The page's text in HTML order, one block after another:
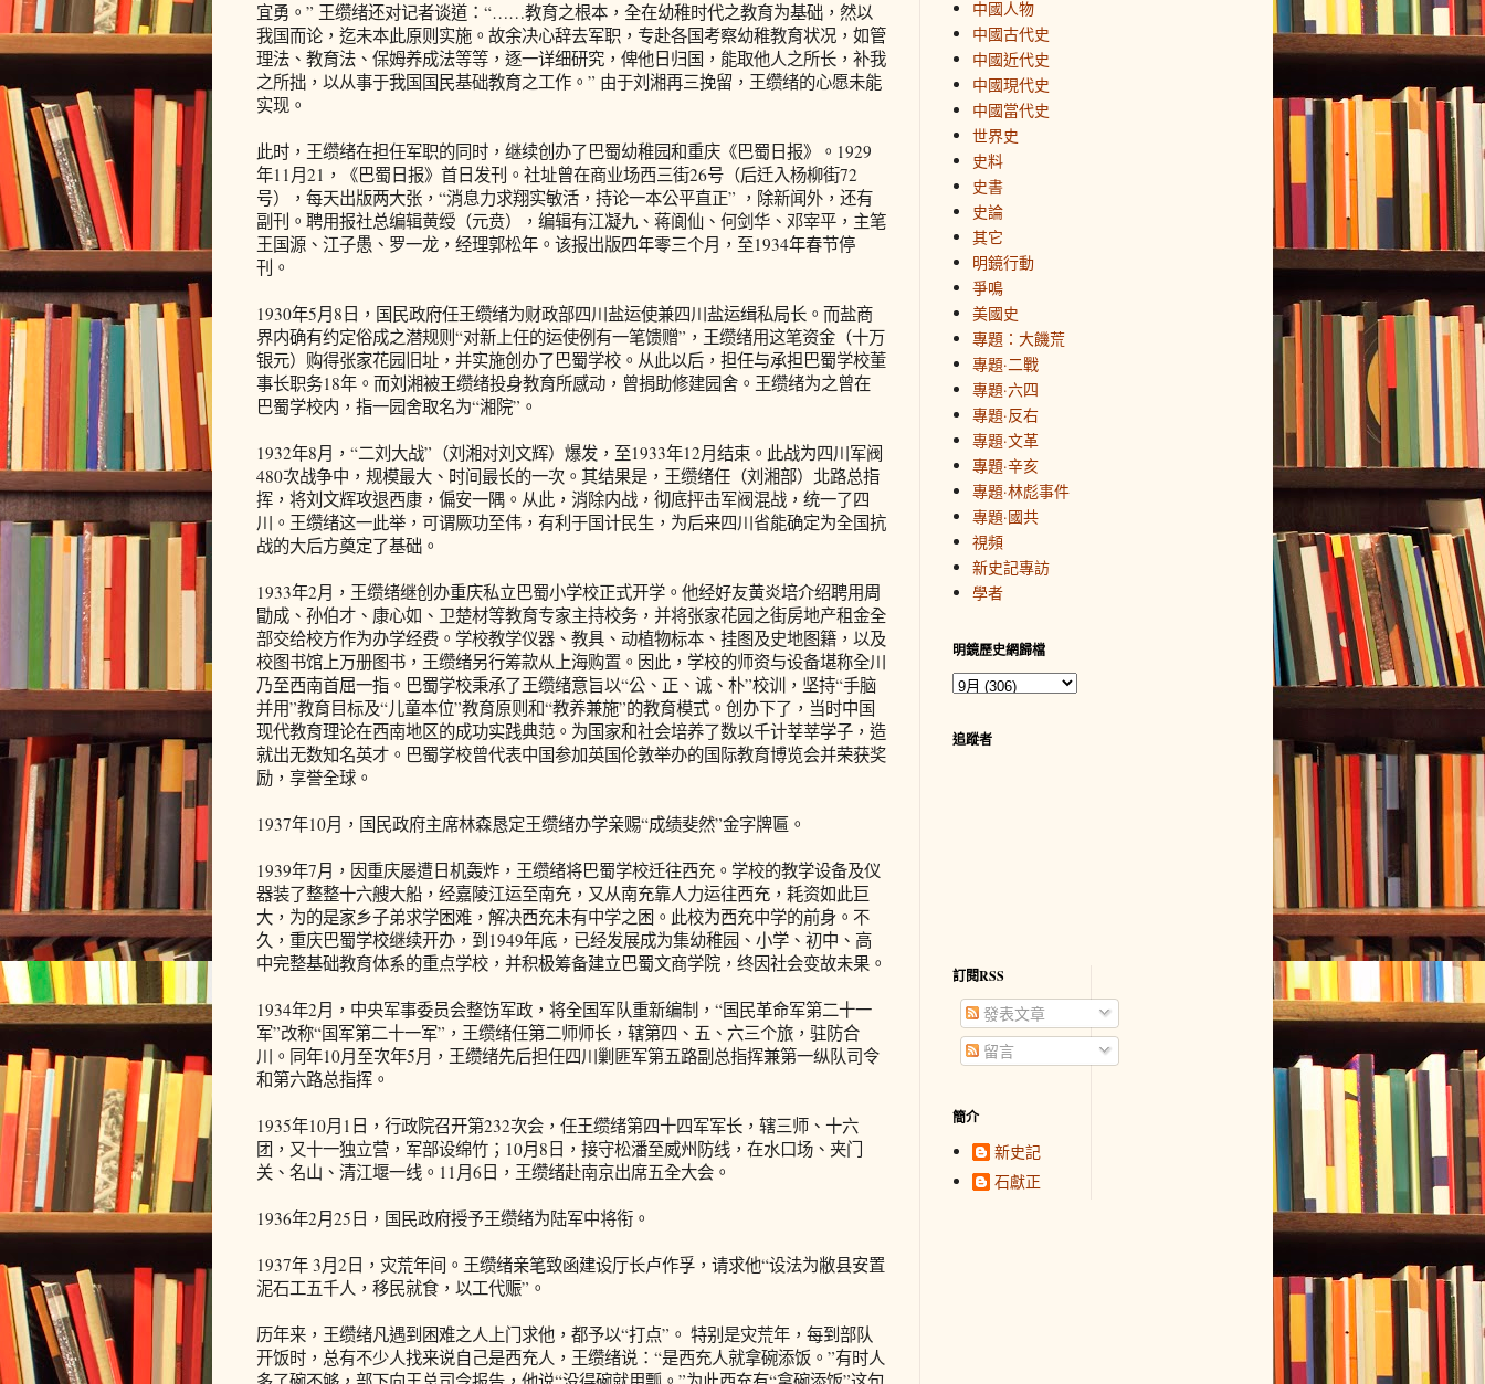
宜勇。” 王缵绪还对记者谈道：“……教育之根本，全在幼稚时代之教育为基础，然以
我国而论，迄未本此原则实施。故余决心辞去军职，专赴各国考察幼稚教育状况，如管
理法、教育法、保姆养成法等等，逐一详细研究，俾他日归国，能取他人之所长，补我
之所拙，以从事于我国国民基础教育之工作。” 由于刘湘再三挽留，王缵绪的心愿未能
实现。
此时，王缵绪在担任军职的同时，继续创办了巴蜀幼稚园和重庆《巴蜀日报》。1929
年11月21，《巴蜀日报》首日发刊。社址曾在商业场西三街26号（后迁入杨柳街72
号），每天出版两大张，“消息力求翔实敏活，持论一本公平直正” ，除新闻外，还有
副刊。聘用报社总编辑黄绶（元贲），编辑有江凝九、蒋阆仙、何剑华、邓宰平，主笔
王国源、江子愚、罗一龙，经理郭松年。该报出版四年零三个月，至1934年春节停
刊。
1930年5月8日，国民政府任王缵绪为财政部四川盐运使兼四川盐运缉私局长。而盐商
界内确有约定俗成之潜规则“对新上任的运使例有一笔馈赠”，王缵绪用这笔资金（十万
银元）购得张家花园旧址，并实施创办了巴蜀学校。从此以后，担任与承担巴蜀学校董
事长职务18年。而刘湘被王缵绪投身教育所感动，曾捐助修建园舍。王缵绪为之曾在
巴蜀学校内，指一园舍取名为“湘院”。
1932年8月，“二刘大战”（刘湘对刘文辉）爆发，至1933年12月结束。此战为四川军阀
480次战争中，规模最大、时间最长的一次。其结果是，王缵绪任（刘湘部）北路总指
挥，将刘文辉攻退西康，偏安一隅。从此，消除内战，彻底抨击军阀混战，统一了四
川。王缵绪这一此举，可谓厥功至伟，有利于国计民生，为后来四川省能确定为全国抗
战的大后方奠定了基础。
1933年2月，王缵绪继创办重庆私立巴蜀小学校正式开学。他经好友黄炎培介绍聘用周
勖成、孙伯才、康心如、卫楚材等教育专家主持校务，并将张家花园之街房地产租金全
部交给校方作为办学经费。学校教学仪器、教具、动植物标本、挂图及史地图籍，以及
校图书馆上万册图书，王缵绪另行筹款从上海购置。因此，学校的师资与设备堪称全川
乃至西南首屈一指。巴蜀学校秉承了王缵绪意旨以“公、正、诚、朴”校训，坚持“手脑
并用”教育目标及“儿童本位”教育原则和“教养兼施”的教育模式。创办下了，当时中国
现代教育理论在西南地区的成功实践典范。为国家和社会培养了数以千计莘莘学子，造
就出无数知名英才。巴蜀学校曾代表中国参加英国伦敦举办的国际教育博览会并荣获奖
励，享誉全球。
1937年10月，国民政府主席林森恳定王缵绪办学亲赐“成绩斐然”金字牌匾。
1939年7月，因重庆屡遭日机轰炸，王缵绪将巴蜀学校迁往西充。学校的教学设备及仪
器装了整整十六艘大船，经嘉陵江运至南充，又从南充靠人力运往西充，耗资如此巨
大，为的是家乡子弟求学困难，解决西充未有中学之困。此校为西充中学的前身。不
久，重庆巴蜀学校继续开办，到1949年底，已经发展成为集幼稚园、小学、初中、高
中完整基础教育体系的重点学校，并积极筹备建立巴蜀文商学院，终因社会变故未果。
1934年2月，中央军事委员会整饬军政，将全国军队重新编制，“国民革命军第二十一
军”改称“国军第二十一军”，王缵绪任第二师师长，辖第四、五、六三个旅，驻防合
川。同年10月至次年5月，王缵绪先后担任四川剿匪军第五路副总指挥兼第一纵队司令
和第六路总指挥。
1935年10月1日，行政院召开第232次会，任王缵绪第四十四军军长，辖三师、十六
团，又十一独立营，军部设绵竹；10月8日，接守松潘至威州防线，在水口场、夹门
关、名山、清江堰一线。11月6日，王缵绪赴南京出席五全大会。
1936年2月25日，国民政府授予王缵绪为陆军中将衔。
1937年 3月2日，灾荒年间。王缵绪亲笔致函建设厅长卢作孚，请求他“设法为敝县安置
泥石工五千人，移民就食，以工代赈”。
历年来，王缵绪凡遇到困难之人上门求他，都予以“打点”。 特别是灾荒年，每到部队
开饭时，总有不少人找来说自己是西充人，王缵绪说：“是西充人就拿碗添饭。”有时人
中國人物
中國古代史
中國近代史
中國現代史
中國當代史
世界史
史料
史書
史論
其它
明鏡行動
爭鳴
美國史
專題：大饑荒
專題·二戰
專題·六四
專題·反右
專題·文革
專題·辛亥
專題·林彪事件
專題·國共
視頻
新史記專訪
學者
明鏡歷史網歸檔
追蹤者
訂閱RSS
發表文章
留言
簡介
新史記
石獻正